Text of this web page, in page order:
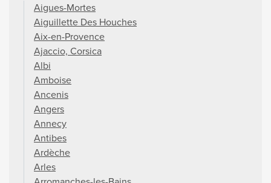
Aigues-Mortes
Aiguillette Des Houches
Aix-en-Provence
Ajaccio, Corsica
Albi
Amboise
Ancenis
Angers
Annecy
Antibes
Ardèche
Arles